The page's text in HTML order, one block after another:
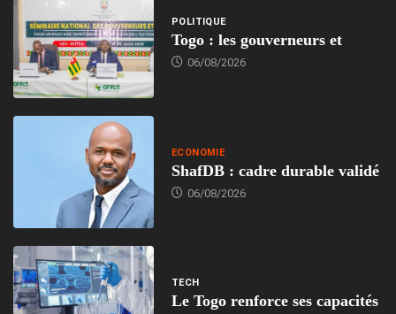
POLITIQUE
Togo : les gouverneurs et
06/08/2026
ECONOMIE
ShafDB : cadre durable validé
06/08/2026
TECH
Le Togo renforce ses capacités